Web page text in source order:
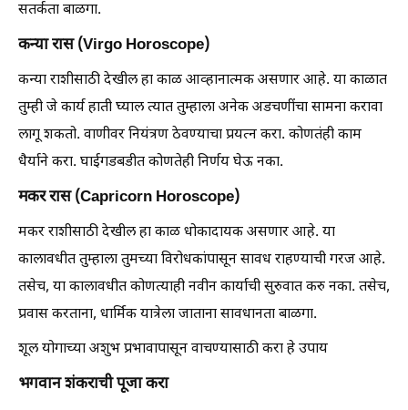
सतर्कता बाळगा.
कन्या रास (Virgo Horoscope)
कन्या राशीसाठी देखील हा काळ आव्हानात्मक असणार आहे. या काळात
तुम्ही जे कार्य हाती घ्याल त्यात तुम्हाला अनेक अडचणींचा सामना करावा
लागू शकतो. वाणीवर नियंत्रण ठेवण्याचा प्रयत्न करा. कोणतंही काम
धैर्याने करा. घाईगडबडीत कोणतेही निर्णय घेऊ नका.
मकर रास (Capricorn Horoscope)
मकर राशीसाठी देखील हा काळ धोकादायक असणार आहे. या
कालावधीत तुम्हाला तुमच्या विरोधकांपासून सावध राहण्याची गरज आहे.
तसेच, या कालावधीत कोणत्याही नवीन कार्याची सुरुवात करु नका. तसेच,
प्रवास करताना, धार्मिक यात्रेला जाताना सावधानता बाळगा.
शूल योगाच्या अशुभ प्रभावापासून वाचण्यासाठी करा हे उपाय
भगवान शंकराची पूजा करा